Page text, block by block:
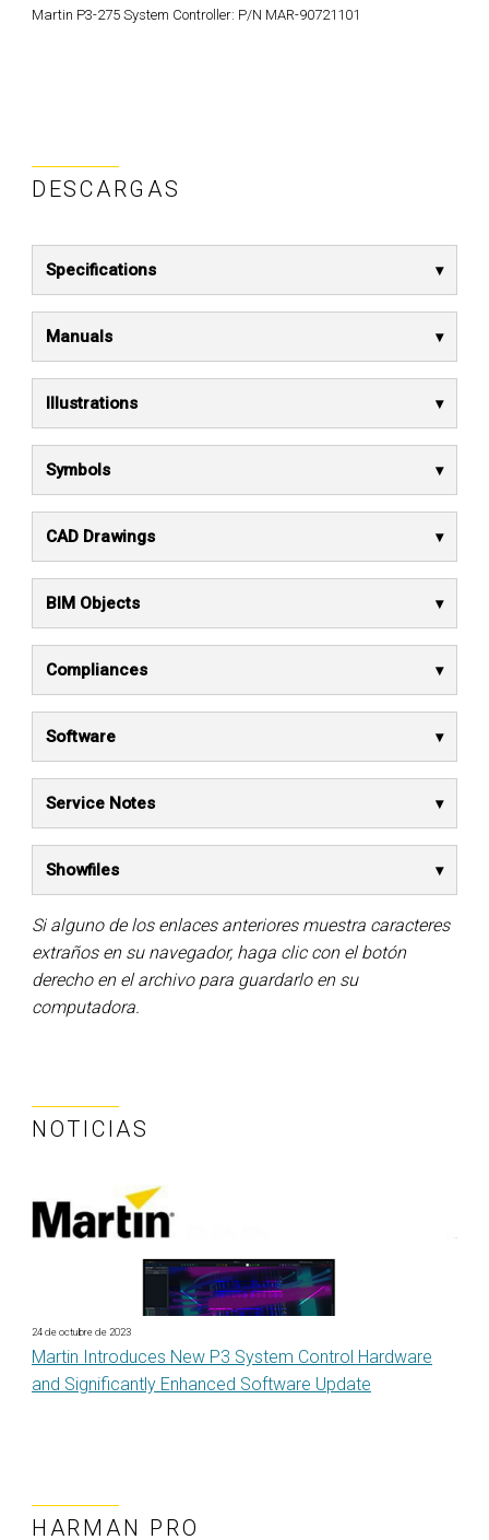
Martin P3-275 System Controller: P/N MAR-90721101
DESCARGAS
Specifications
Manuals
Illustrations
Symbols
CAD Drawings
BIM Objects
Compliances
Software
Service Notes
Showfiles
Si alguno de los enlaces anteriores muestra caracteres
extraños en su navegador, haga clic con el botón
derecho en el archivo para guardarlo en su
computadora.
NOTICIAS
24 de octubre de 2023
Martin Introduces New P3 System Control Hardware
and Significantly Enhanced Software Update
HARMAN PRO